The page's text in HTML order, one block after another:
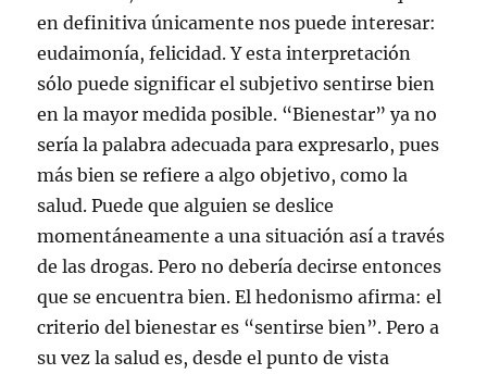
en definitiva únicamente nos puede interesar:
eudaimonía, felicidad. Y esta interpretación
sólo puede significar el subjetivo sentirse bien
en la mayor medida posible. “Bienestar” ya no
sería la palabra adecuada para expresarlo, pues
más bien se refiere a algo objetivo, como la
salud. Puede que alguien se deslice
momentáneamente a una situación así a través
de las drogas. Pero no debería decirse entonces
que se encuentra bien. El hedonismo afirma: el
criterio del bienestar es “sentirse bien”. Pero a
su vez la salud es, desde el punto de vista